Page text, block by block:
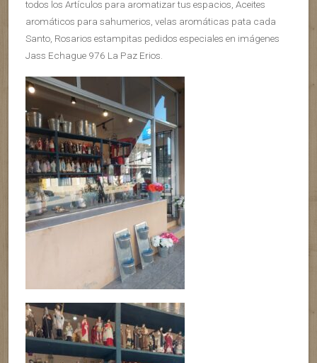
todos los Artículos para aromatizar tus espacios, Aceites
aromáticos para sahumerios, velas aromáticas pata cada
Santo, Rosarios estampitas pedidos especiales en imágenes
Jass Echague 976 La Paz Erios.